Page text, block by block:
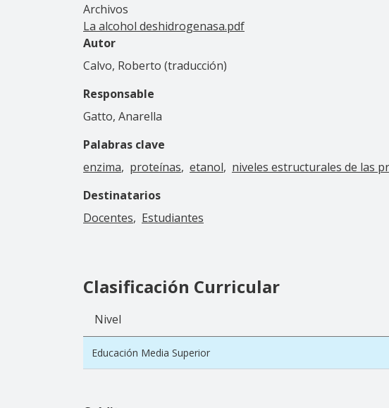
Archivos
La alcohol deshidrogenasa.pdf
Autor
Calvo, Roberto (traducción)
Responsable
Gatto, Anarella
Palabras clave
enzima
proteínas etanol
niveles estructurales de las
Destinatarios
Docentes
Estudiantes
Clasificación Curricular
Nivel
Educación Media Superior